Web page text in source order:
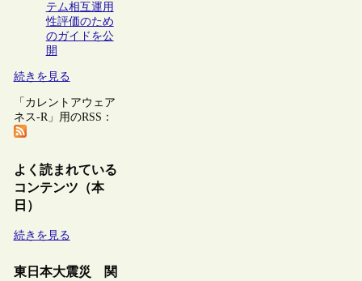
テム相互運用
性評価のため
のガイドを公
開
続きを見る
「カレントアウェア
ネス-R」用のRSS：
よく読まれている
コンテンツ（本
日）
続きを見る
東日本大震災 関